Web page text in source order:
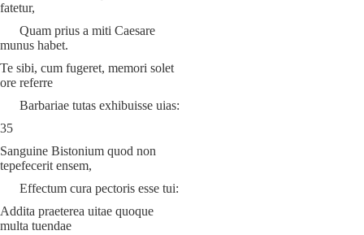
fatetur,
Quam prius a miti Caesare
munus habet.
Te sibi, cum fugeret, memori solet
ore referre
Barbariae tutas exhibuisse uias:
35
Sanguine Bistonium quod non
tepefecerit ensem,
Effectum cura pectoris esse tui:
Addita praeterea uitae quoque
multa tuendae